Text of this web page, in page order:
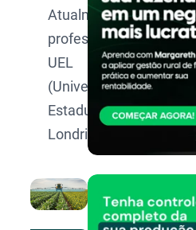
Atualmente
professora da
UEL
(Universidade
Estadual de
Londrina).